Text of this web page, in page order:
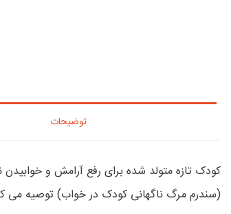
توضیحات
(سندرم مرگ ناگهانی کودک در خواب) توصیه می